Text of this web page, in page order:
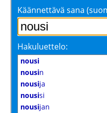
Käännettävä sana
Hakuluettelo:
nousi
nousin
nousija
nousisi
nousijan